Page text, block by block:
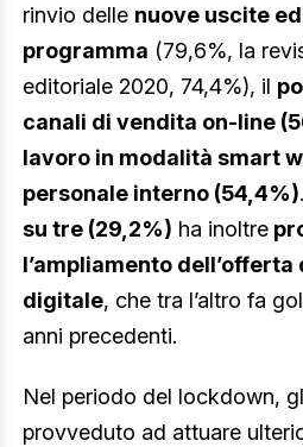
rinvio delle nuove uscite
programma (79,6%, la
editoriale 2020, 74,4%), il
canali di vendita on-line
lavoro in modalità smart
personale interno (54,4%)
su tre (29,2%) ha inoltre
l’ampliamento
digitale, che tra l’altro fa
anni precedenti.
Nel periodo del lockdown,
provveduto ad attuare